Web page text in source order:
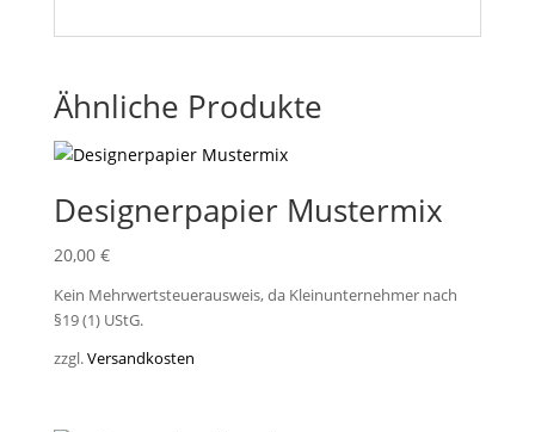
Ähnliche Produkte
Designerpapier Mustermix
20,00 €
Kein Mehrwertsteuerausweis, da Kleinunternehmer nach
§19 (1) UStG.
zzgl.Versandkosten